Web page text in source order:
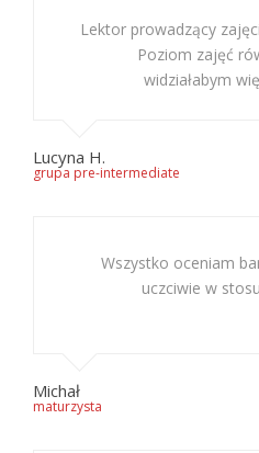
Lektor prowadzący
Poziom zajęć
widziałabym
Lucyna H.
grupa pre-intermediate
Wszystko oceniam
uczciwie w
Michał
maturzysta